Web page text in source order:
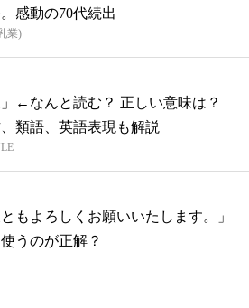
感動の70代続出
業)
」←なんと読む？ 正しい意味は？
類語、英語表現も解説
ともよろしくお願いいたします。」
うのが正解？